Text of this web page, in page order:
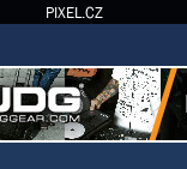
PIXEL.CZ